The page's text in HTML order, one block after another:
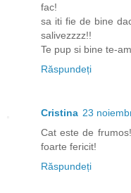
fac!
sa iti fie de bine
salivezzzz!!
Te pup si bine te-
Răspundeți
Cristina 23
Cat este de
foarte fericit!
Răspundeți